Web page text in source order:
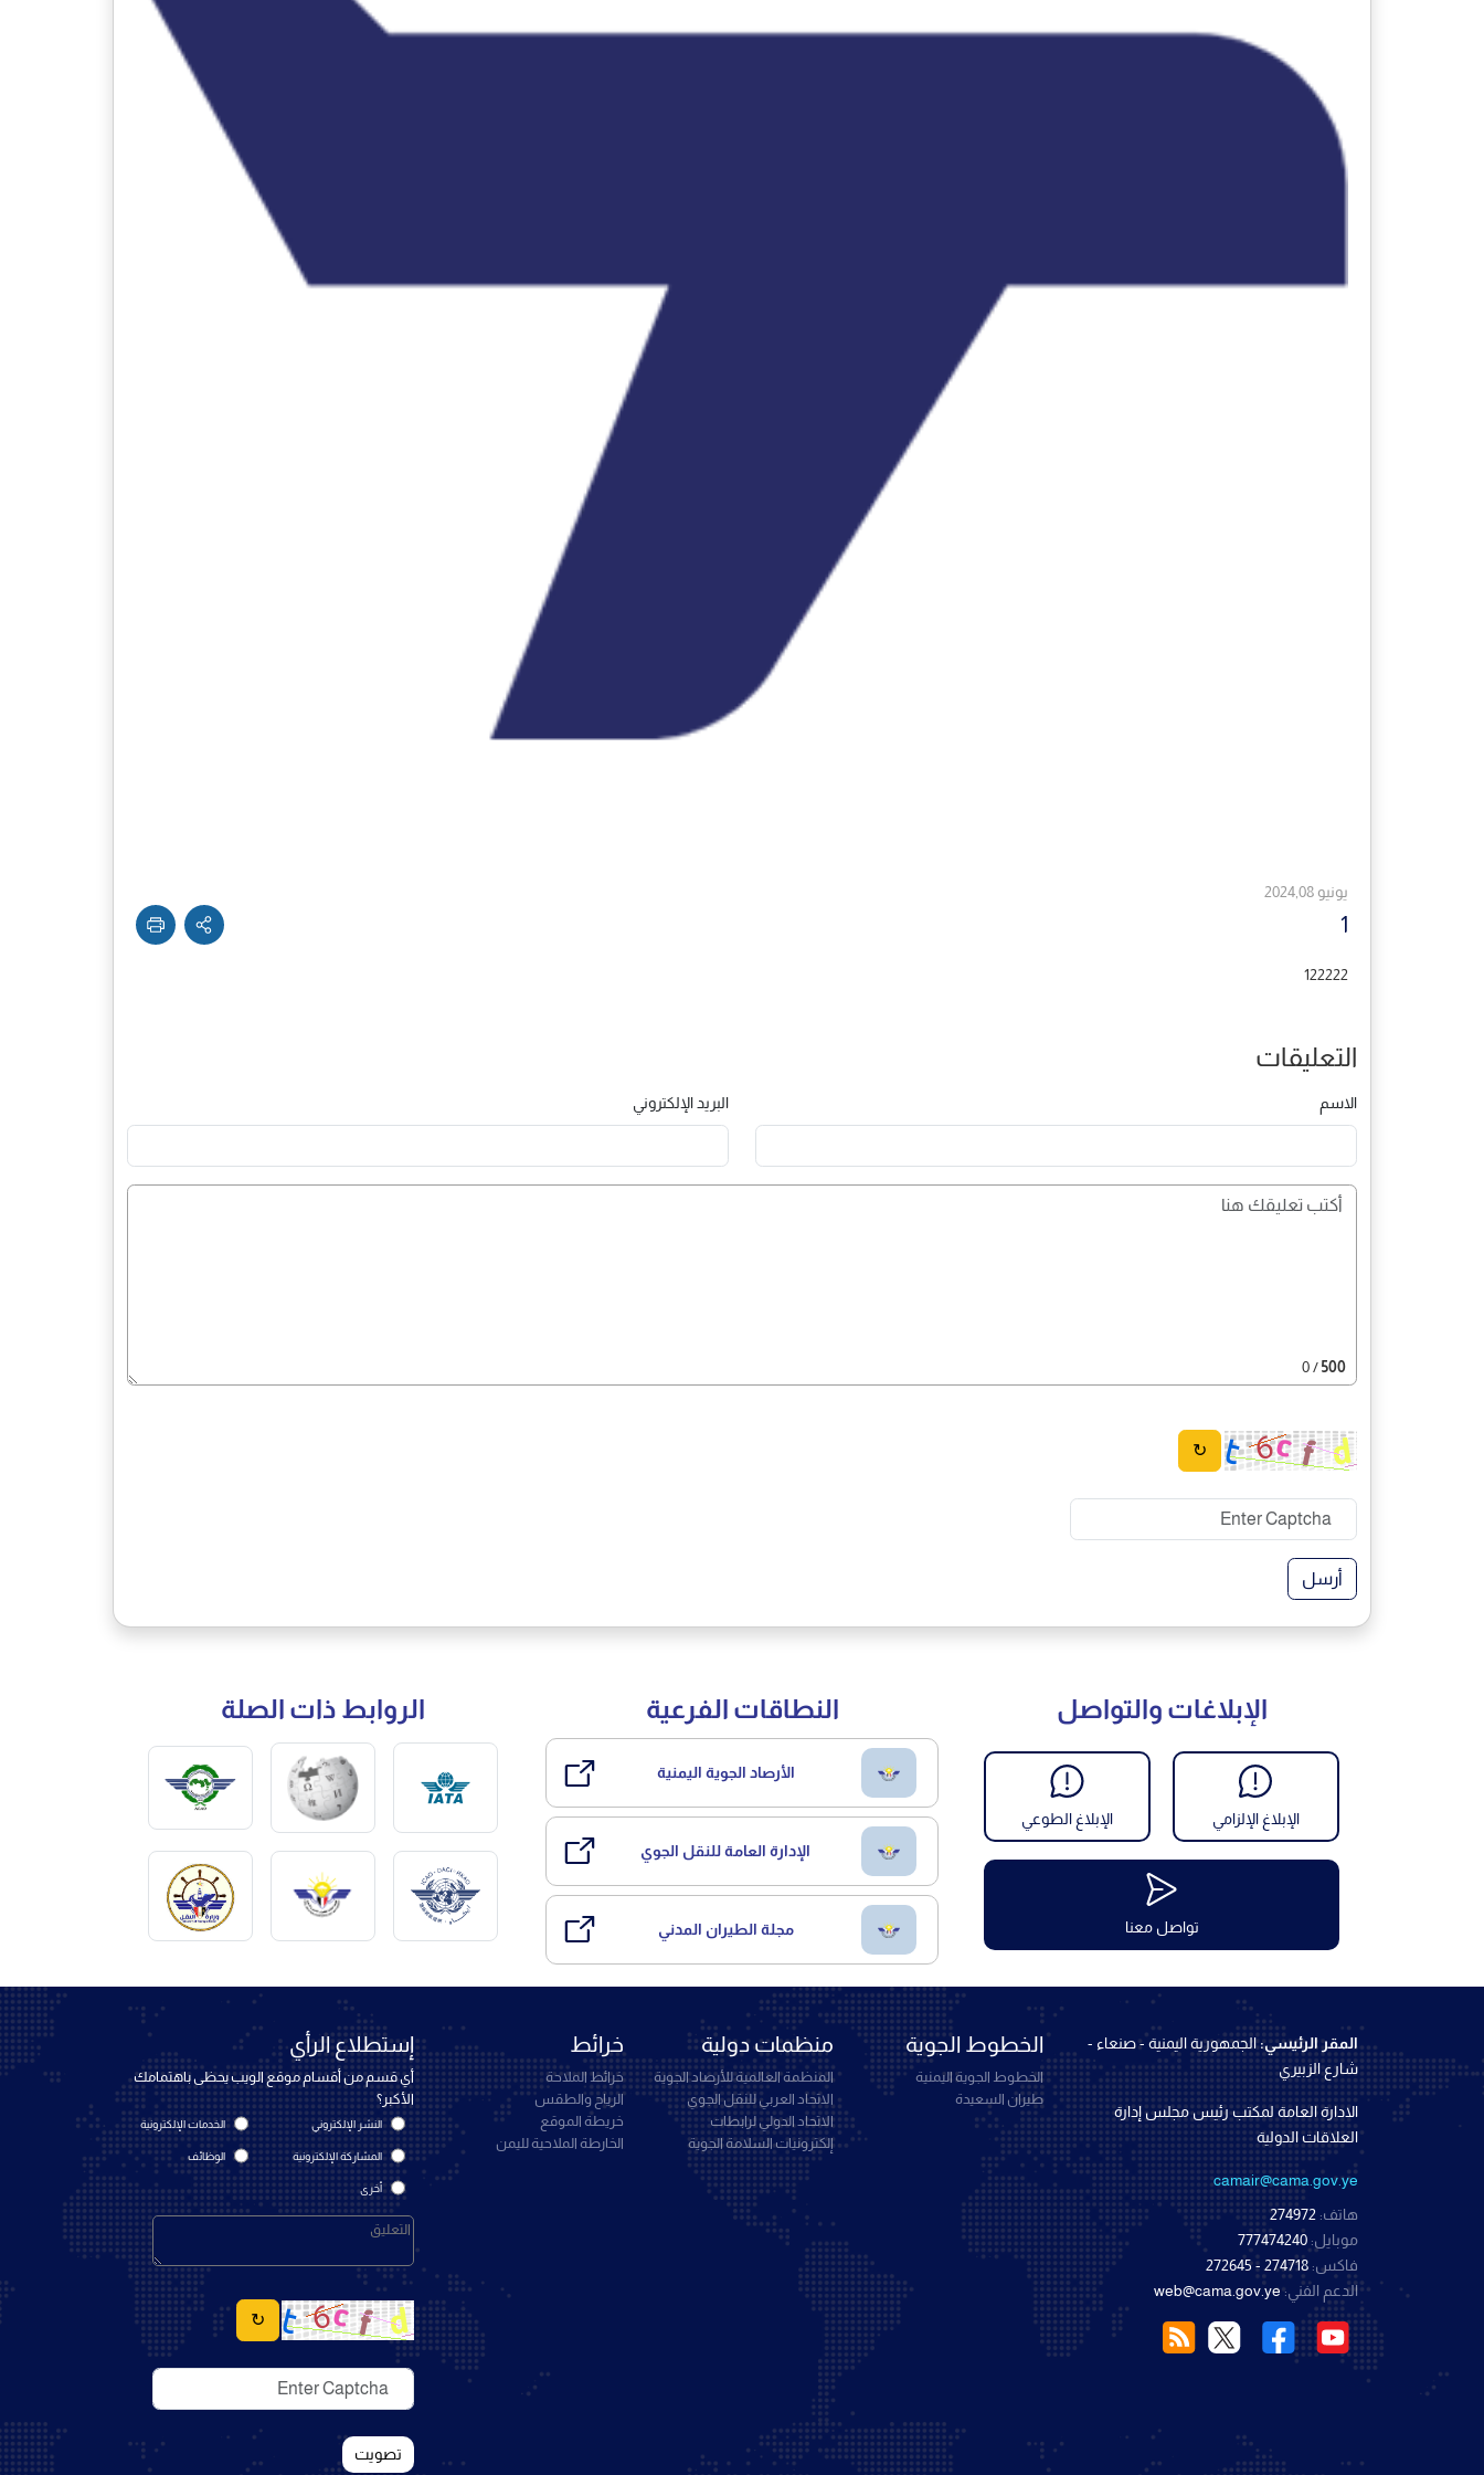
يونيو 2024,08
1
122222
التعليقات
الاسم البريد الإلكتروني
500
/ 0
↻
أرسل
الإبلاغات والتواصل
الإبلاغ الإلزامي الإبلاغ الطوعي
تواصل معنا
النطاقات الفرعية
الأرصاد الجوية اليمنية
الإدارة العامة للنقل الجوي
مجلة الطيران المدني
الروابط ذات الصلة
المقر الرئيسي:الجمهورية اليمنية - صنعاء -
شارع الزبيري
الادارة العامة لمكتب رئيس مجلس إدارة
العلاقات الدولية
camair@cama.gov.ye
هاتف: 274972
موبايل: 777474240
فاكس: 274718 - 272645
الدعم الفني:web@cama.gov.ye
الخطوط الجوية
الخطوط الجوية اليمنية
طيران السعيدة
منظمات دولية
المنظمة العالمية للأرصاد الجوية
الاتحاد العربي للنقل الجوي
الاتحاد الدولي لرابطات
إلكترونيات السلامة الجوية
خرائط
خرائط الملاحة
الرياح والطقس
خريطة الموقع
الخارطة الملاحية لليمن
إستطلاع الرأي
أي قسم من أقسام موقع الويب يحظى باهتمامك
الأكبر؟
النشر الإلكتروني الخدمات الإلكترونية
المشاركة الإلكترونية الوظائف
أخرى
↻
تصويت